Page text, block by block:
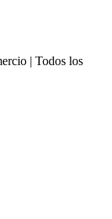
| Todos los